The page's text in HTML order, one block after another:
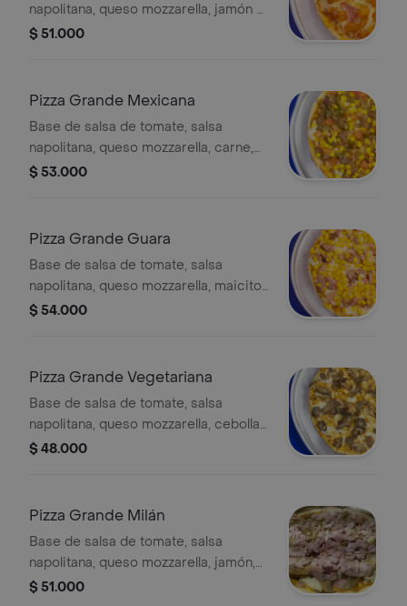
napolitana, queso mozzarella, jamón y
piña caramelizada, 12 porciones, 42
$ 51.000
Pizza Grande Mexicana
Base de salsa de tomate, salsa
napolitana, queso mozzarella, carne,
maicitos, cebolla, tomate chonto y
$ 53.000
Pizza Grande Guara
Base de salsa de tomate, salsa
napolitana, queso mozzarella, maicitos
y tocineta, 12 porciones, 42 cm.
$ 54.000
Pizza Grande Vegetariana
Base de salsa de tomate, salsa
napolitana, queso mozzarella, cebolla,
pimentón, aceitunas y champiñones,
$ 48.000
Pizza Grande Milán
Base de salsa de tomate, salsa
napolitana, queso mozzarella, jamón,
champiñones y tocineta, 12 porciones,
$ 51.000